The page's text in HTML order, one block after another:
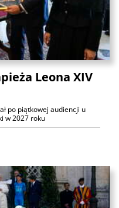
Leona XIV
po piątkowej audiencji u
w 2027 roku